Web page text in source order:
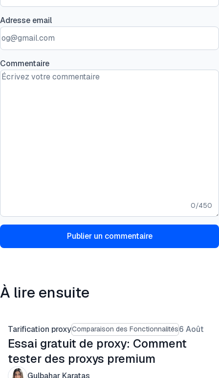
Adresse email
Commentaire
0/450
Publier un commentaire
À lire ensuite
Tarification proxyComparaison des Fonctionnalités6 Août
Essai gratuit de proxy: Comment
tester des proxys premium
Gulbahar Karatas